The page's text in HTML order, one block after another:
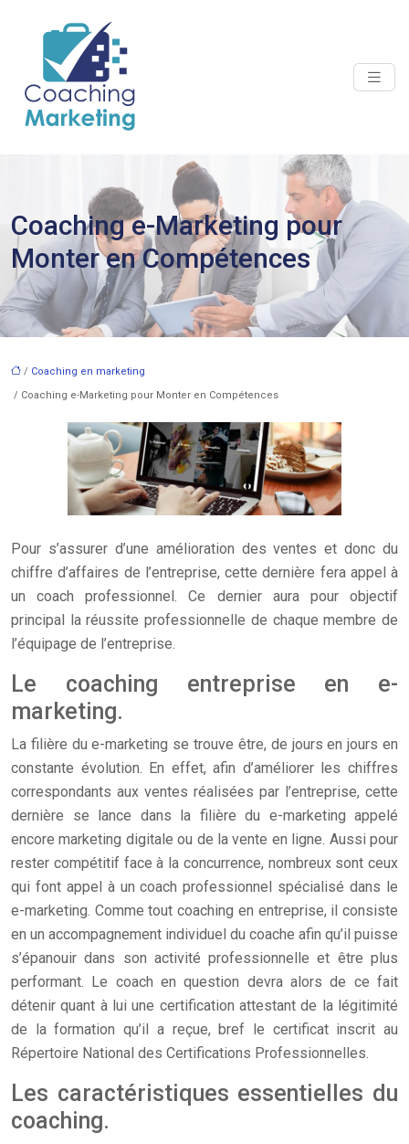
Coaching e-Marketing pour
Monter en Compétences
/ Coaching en marketing
/ Coaching e-Marketing pour Monter en Compétences
Pour s’assurer d’une amélioration des ventes et donc du
chiffre d’affaires de l’entreprise, cette dernière fera appel à
un coach professionnel. Ce dernier aura pour objectif
principal la réussite professionnelle de chaque membre de
l’équipage de l’entreprise.
Le coaching entreprise en e-
marketing.
La filière du e-marketing se trouve être, de jours en jours en
constante évolution. En effet, afin d’améliorer les chiffres
correspondants aux ventes réalisées par l’entreprise, cette
dernière se lance dans la filière du e-marketing appelé
encore marketing digitale ou de la vente en ligne. Aussi pour
rester compétitif face à la concurrence, nombreux sont ceux
qui font appel à un coach professionnel spécialisé dans le
e-marketing. Comme tout coaching en entreprise, il consiste
en un accompagnement individuel du coache afin qu’il puisse
s’épanouir dans son activité professionnelle et être plus
performant. Le coach en question devra alors de ce fait
détenir quant à lui une certification attestant de la légitimité
de la formation qu’il a reçue, bref le certificat inscrit au
Répertoire National des Certifications Professionnelles.
Les caractéristiques essentielles du
coaching.